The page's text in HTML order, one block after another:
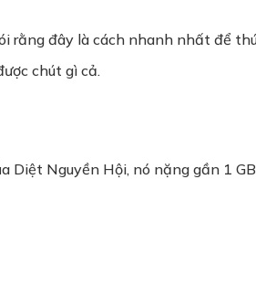
rằng đây là cách nhanh nhất để
chút gì cả.
Diệt Nguyền Hội, nó nặng gần 1